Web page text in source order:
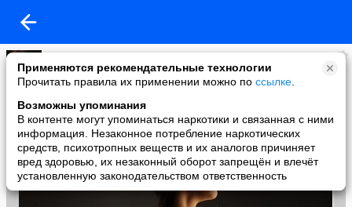
Применяются рекомендательные технологии
Прочитать правила их применении можно по ссылке
Возможны упоминания
В контенте могут упоминаться наркотики и связанная с ними
информация. Незаконное потребление наркотических
средств, психотропных веществ и их аналогов причиняет
вред здоровью, их незаконный оборот запрещён и влечёт
установленную законодательством ответственность
Олег Караваев
added a photo
17 Oct в 21:29